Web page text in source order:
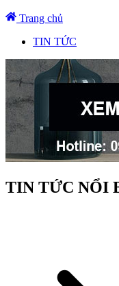
Trang chủ
TIN TỨC
TIN TỨC NỔI